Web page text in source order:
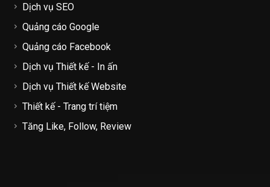
Dịch vụ SEO
Quảng cáo Google
Quảng cáo Facebook
Dịch vụ Thiết kế - In ấn
Dịch vụ Thiết kế Website
Thiết kế - Trang trí tiệm
Tăng Like, Follow, Review